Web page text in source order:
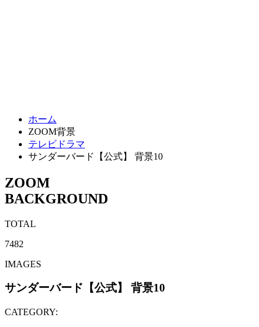
ホーム
ZOOM背景
テレビドラマ
サンダーバード【公式】 背景10
ZOOM
BACKGROUND
TOTAL
7482
IMAGES
サンダーバード【公式】 背景10
CATEGORY: